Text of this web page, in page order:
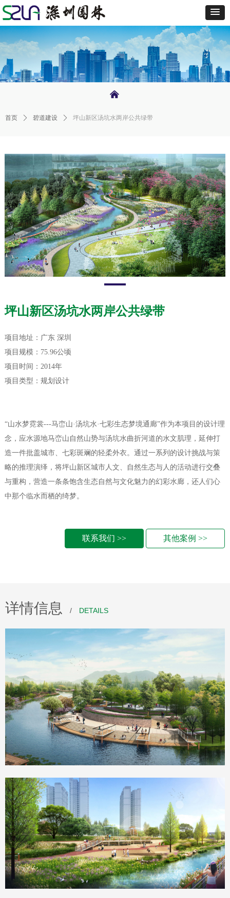
坪山新区汤坑水两岸公共绿带
项目地址：广东 深圳
项目规模：75.96公顷
项目时间：2014年
项目类型：规划设计
“山水梦霓裳---马峦山·汤坑水·七彩生态梦境通廊”作为本项目的设计理
念，应水源地马峦山自然山势与汤坑水曲折河道的水文肌理，延伸打
造一件批盖城市、七彩斑斓的轻柔外衣。通过一系列的设计挑战与策
略的推理演绎，将坪山新区城市人文、自然生态与人的活动进行交叠
与重构，营造一条条饱含生态自然与文化魅力的幻彩水廊，还人们心
中那个临水而栖的绮梦。
联系我们 >> 其他案例 >>
낀
首页 ꄲ 碧道建设 ꄲ 坪山新区汤坑水两岸公共绿带
详情信息 / DETAILS